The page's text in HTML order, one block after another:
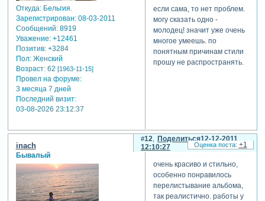
Откуда:Бельгия.
Зарегистрирован: 08-03-2011
Сообщений:8919
Уважение: +12461
Позитив: +3284
Пол:Женский
Возраст:62 [1963-11-15]
Провел на форуме:
3 месяца 7 дней
Последний визит:
03-08-2026 23:12:37
если сама, то нет проблем.
могу сказать одно -
молодец! значит уже очень
многое умеешь. по
понятным причинам стили
прошу не распространять.
Поделиться
12
12-12-2011
12:10:27
inach
Бывалый
очень красиво и стильно,
особенно понравилось
перелистывание альбома,
так реалистично. работы у
+1